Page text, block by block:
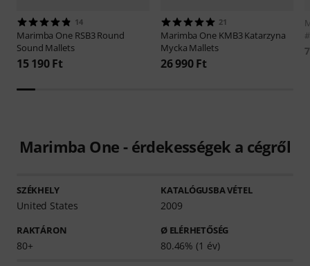
14
Marimba One RSB3 Round
Sound Mallets
15 190 Ft
21
Marimba One KMB3 Katarzyna
Mycka Mallets
26 990 Ft
Marimba One - érdekességek a cégről
SZÉKHELY
United States
KATALÓGUSBA VÉTEL
2009
RAKTÁRON
80+
Ø ELÉRHETŐSÉG
80.46% (1 év)